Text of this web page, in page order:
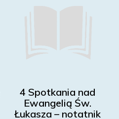
4 Spotkania nad
Ewangelią Św.
Łukasza – notatnik